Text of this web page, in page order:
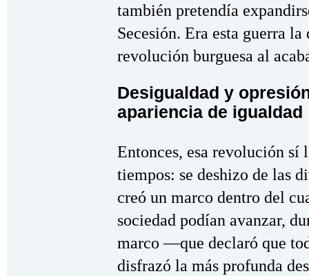
también pretendía
Secesión. Era esta guerra
revolución burguesa al
Desigualdad y
apariencia de igualdad
Entonces, esa revolución sí
tiempos: se deshizo de las
creó un marco dentro del
sociedad podían avanzar,
marco —que declaró que
disfrazó la más profunda